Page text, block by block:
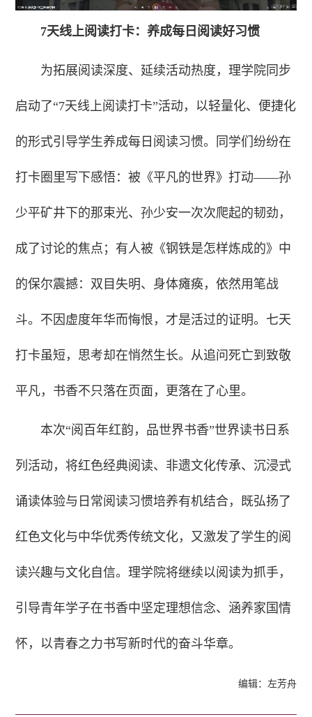
7天线上阅读打卡：养成每日阅读好习惯
为拓展阅读深度、延续活动热度，理学院同步
启动了“7天线上阅读打卡”活动，以轻量化、便捷化
的形式引导学生养成每日阅读习惯。同学们纷纷在
打卡圈里写下感悟：被《平凡的世界》打动——孙
少平矿井下的那束光、孙少安一次次爬起的韧劲，
成了讨论的焦点；有人被《钢铁是怎样炼成的》中
的保尔震撼：双目失明、身体瘫痪，依然用笔战
斗。不因虚度年华而悔恨，才是活过的证明。七天
打卡虽短，思考却在悄然生长。从追问死亡到致敬
平凡，书香不只落在页面，更落在了心里。
本次“阅百年红韵，品世界书香”世界读书日系
列活动，将红色经典阅读、非遗文化传承、沉浸式
诵读体验与日常阅读习惯培养有机结合，既弘扬了
红色文化与中华优秀传统文化，又激发了学生的阅
读兴趣与文化自信。理学院将继续以阅读为抓手，
引导青年学子在书香中坚定理想信念、涵养家国情
怀，以青春之力书写新时代的奋斗华章。
编辑：左芳舟